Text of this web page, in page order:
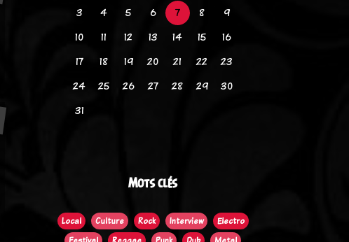
3
4 5 6 7 8
9
10
11 12 13 14 15
16
17
18 19 20 21 22
23
24
25 26 27 28 29
30
31
Mots clés
Local Culture Rock Interview
Electro